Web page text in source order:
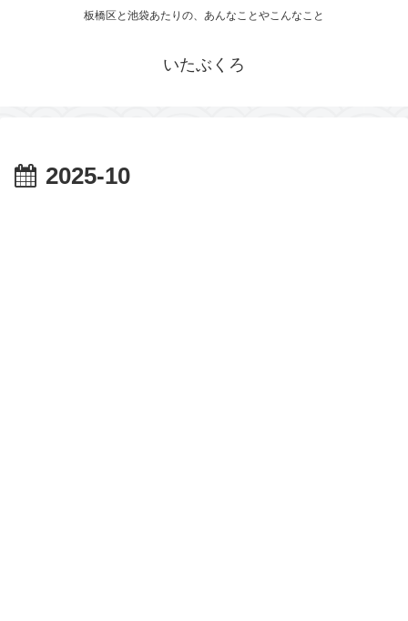
板橋区と池袋あたりの、あんなことやこんなこと
いたぶくろ
2025-10